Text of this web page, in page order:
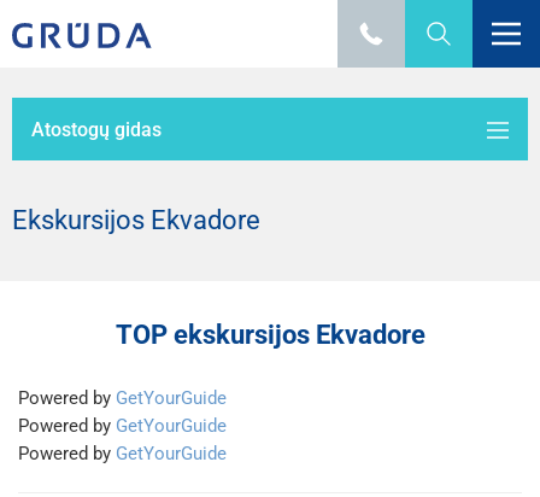
Atostogų gidas
Ekskursijos Ekvadore
TOP ekskursijos Ekvadore
Powered by GetYourGuide
Powered by GetYourGuide
Powered by GetYourGuide